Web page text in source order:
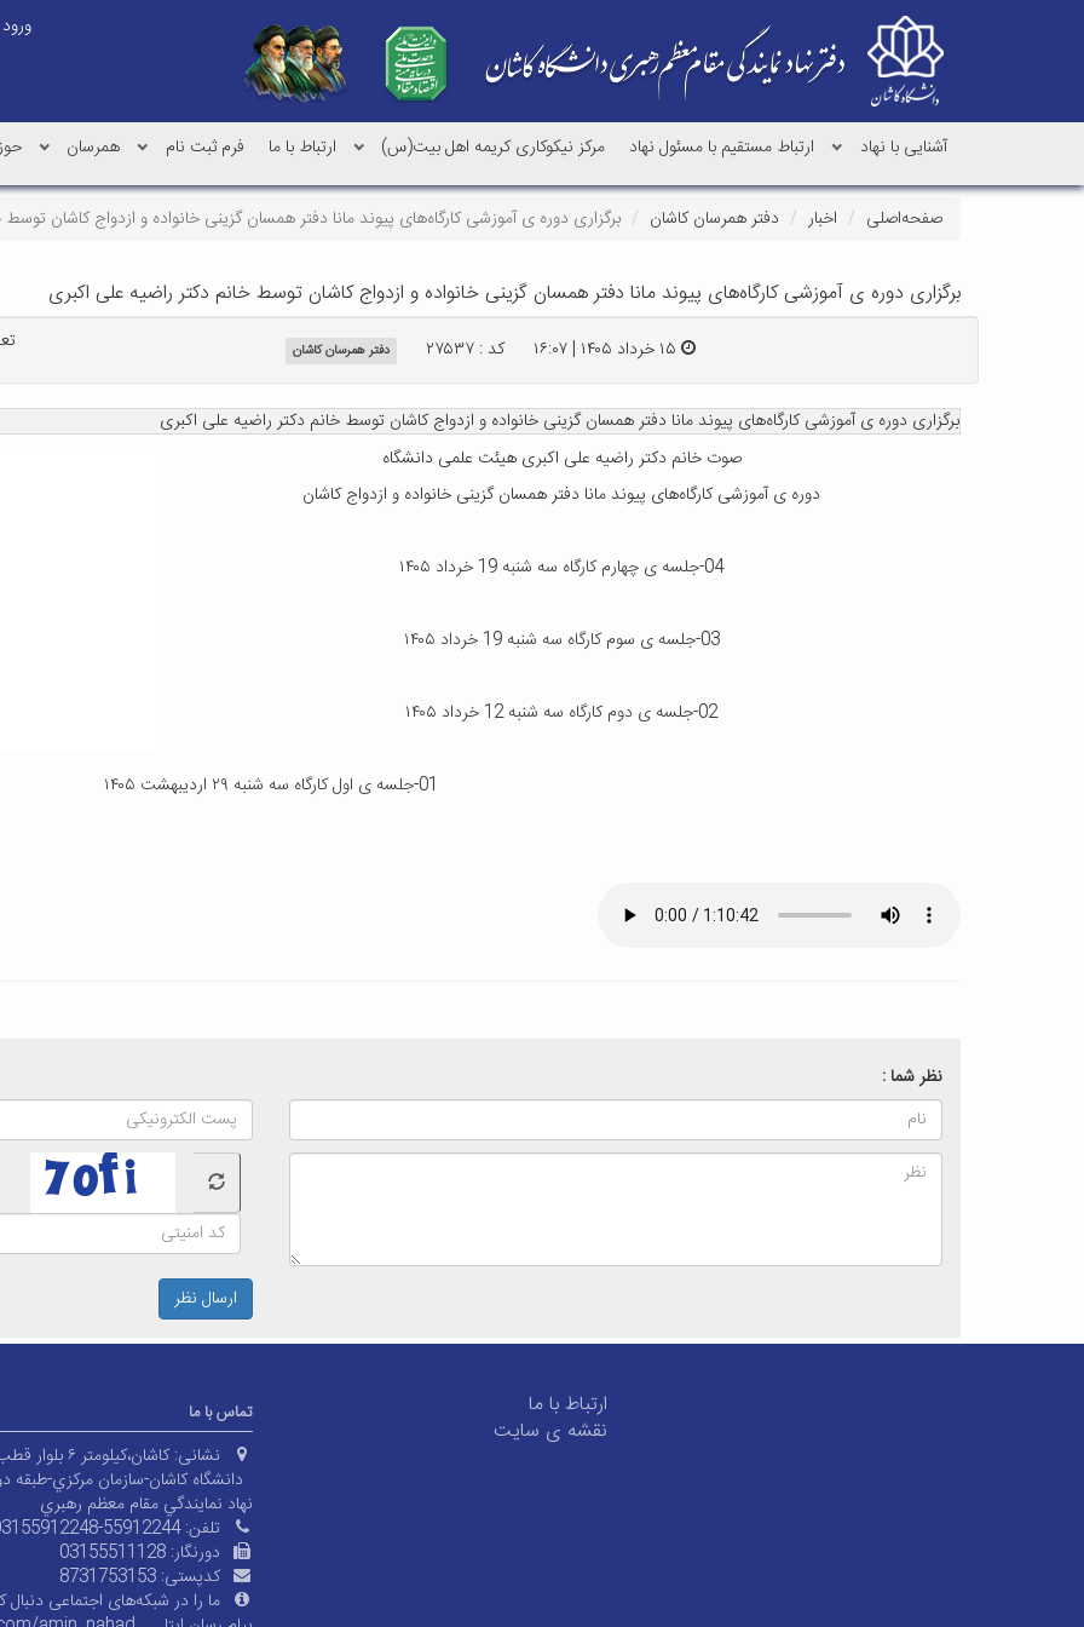
ورود
آشنایی با نهاد ارتباط مستقیم با مسئول نهاد مرکز نیکوکاری کریمه اهل بیت(س) ارتباط با ما فرم ثبت نام همرسان
صفحه‌اصلی اخبار دفتر همرسان کاشان برگزاری دوره ی آموزشی کارگاه‌های پیوند مانا دفتر همسان گزینی خانواده و ازدواج کاشان
برگزاری دوره ی آموزشی کارگاه‌های پیوند مانا دفتر همسان گزینی خانواده و ازدواج کاشان توسط خانم دکتر راضیه علی اکبری
۱۵ خرداد ۱۴۰۵ | ۱۶:۰۷ کد : ۲۷۵۳۷ دفتر همرسان کاشان
برگزاری دوره ی آموزشی کارگاه‌های پیوند مانا دفتر همسان گزینی خانواده و ازدواج کاشان توسط خانم دکتر راضیه علی اکبری
صوت خانم دکتر راضیه علی اکبری هیئت علمی دانشگاه
دوره ی آموزشی کارگاه‌های پیوند مانا دفتر همسان گزینی خانواده و ازدواج کاشان
04-جلسه ی چهارم کارگاه سه شنبه 19 خرداد ۱۴۰۵
03-جلسه ی سوم کارگاه سه شنبه 19 خرداد ۱۴۰۵
02-جلسه ی دوم کارگاه سه شنبه 12 خرداد ۱۴۰۵
01-جلسه ی اول کارگاه سه شنبه ۲۹ اردیبهشت ۱۴۰۵
نظر شما :
ارسال نظر
ارتباط با ما
نقشه ی سایت
تماس با ما
نشانی: کاشان،کیلومتر ۶ بلوار قطب راوندی،
دانشگاه کاشان-سازمان مرکزي-طبقه
نهاد نمايندگي مقام معظم رهبري
تلفن:55912244
دورنگار: 03155511128
کدپستی: 8731753153
ما را در شبکه‌های اجتماعی دنبال